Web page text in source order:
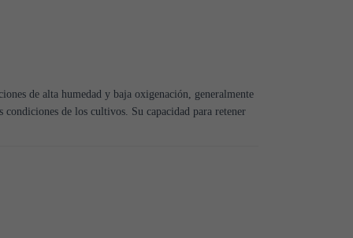
de alta humedad y baja oxigenación, generalmente
de los cultivos. Su capacidad para retener